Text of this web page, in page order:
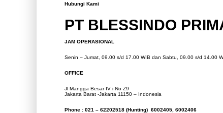
Hubungi Kami
PT BLESSINDO
JAM OPERASIONAL
Senin – Jumat, 09.00 s/d 17.00 WIB dan Sabtu, 09.00 s/d 14.00
OFFICE
Jl Mangga Besar IV i No Z9
Jakarta Barat -Jakarta 11150 – Indonesia
Phone : 021 – 62202518 (Hunting) 6002405, 6002406